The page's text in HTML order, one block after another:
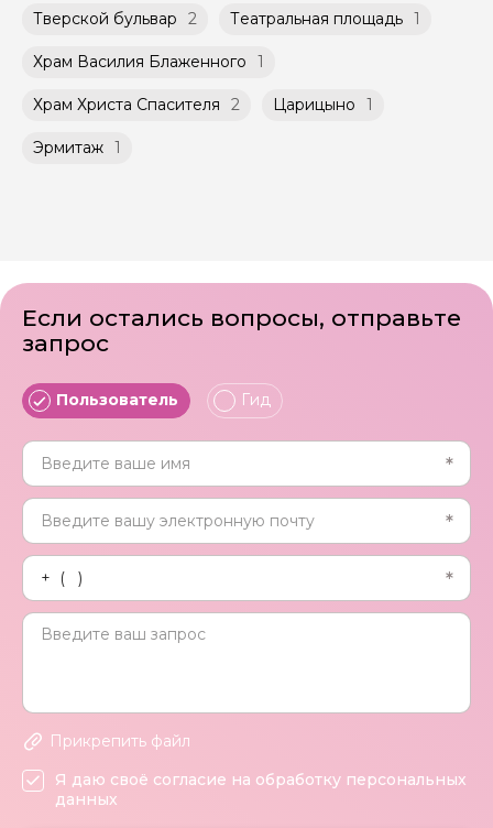
Тверской бульвар 2 Театральная площадь 1
Храм Василия Блаженного 1
Храм Христа Спасителя 2 Царицыно 1
Эрмитаж 1
Если остались вопросы, отправьте
запрос
Пользователь Гид
Прикрепить файл
Я даю своё согласие на обработку персональных
данных